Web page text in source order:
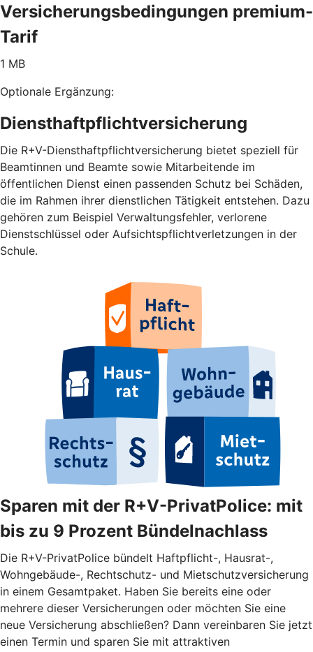
Versicherungsbedingungen premium-
Tarif
1 MB
Optionale Ergänzung:
Diensthaftpflichtversicherung
Die R+V-Diensthaftpflichtversicherung bietet speziell für
Beamtinnen und Beamte sowie Mitarbeitende im
öffentlichen Dienst einen passenden Schutz bei Schäden,
die im Rahmen ihrer dienstlichen Tätigkeit entstehen. Dazu
gehören zum Beispiel Verwaltungsfehler, verlorene
Dienstschlüssel oder Aufsichtspflichtverletzungen in der
Schule.
Sparen mit der R+V-PrivatPolice: mit
bis zu 9 Prozent Bündelnachlass
Die R+V-PrivatPolice bündelt Haftpflicht-, Hausrat-,
Wohngebäude-, Rechtschutz- und Mietschutzversicherung
in einem Gesamtpaket. Haben Sie bereits eine oder
mehrere dieser Versicherungen oder möchten Sie eine
neue Versicherung abschließen? Dann vereinbaren Sie jetzt
einen Termin und sparen Sie mit attraktiven